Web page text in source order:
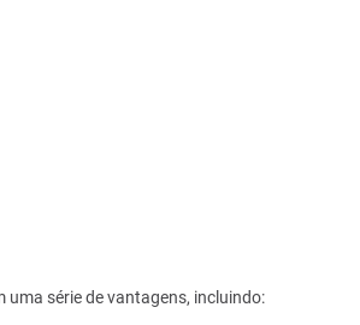
série de vantagens, incluindo: